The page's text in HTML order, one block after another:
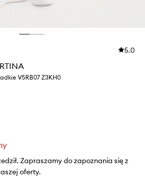
5.0
V5RB07 Z3KH0
Zapraszamy do zapoznania się z
oferty.